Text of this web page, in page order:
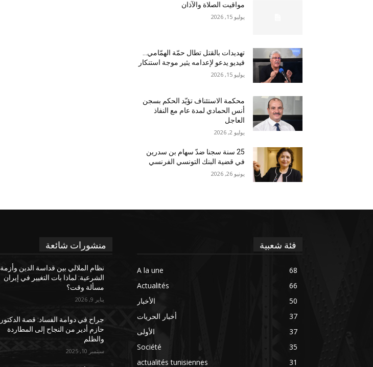
مواقيت الصلاة والآذان
يوليو 15, 2026
تهديدات بالقتل تطال حمّة الهمّامي…
فيديو يدعو لإعدامه يثير موجة استنكار
يوليو 15, 2026
محكمة الاستئناف تؤيّد الحكم بسجن
أنس الحمادي لمدة عام مع النفاذ
العاجل
يوليو 2, 2026
25 سنة سجنا ضدّ سهام بن سدرين
في قضية البنك التونسي الفرنسي
يونيو 26, 2026
منشورات شائعة
نظام الملالي بين قداسة الدين وأزمة
الشرعية: لماذا بات التغيير في إيران
مسألة وقت؟
يناير 9, 2026
جراح في دوامة الفساد: قصة الدكتور
حازم أدير من النجاح إلى المطاردة
والظلم
سبتمبر 10, 2025
فئة شعبية
A la une
68
Actualités
66
الأخبار
50
أخبار الحريات
37
الأولى
37
Société
35
actualités tunisiennes
31